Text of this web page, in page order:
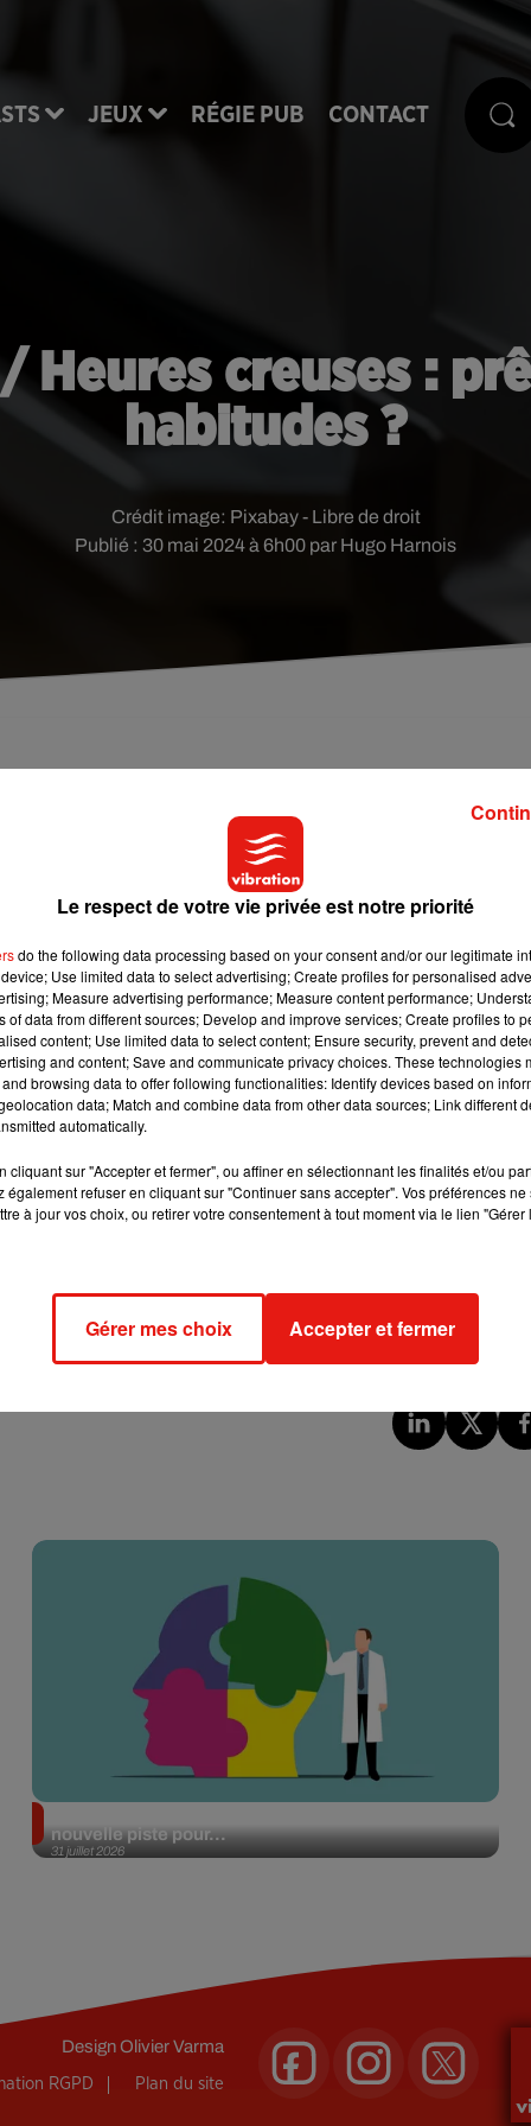
JEUX RÉGIE PUB CONTACT
Heures creuses :
habitudes ?
Publié : 30 mai 2024 à 6h00 par Hugo Harnois
Crédit image: Pixabay - Libre de droit
laver ou un lave-vaisselle pendant les heures creuses,
jusqu’à 15%moins chère.
effet, d’après des informations de nos confrères des
le système des heures pleines / heures creusesdans
l’énergie solaire. Parce que vous n’êtes pas sans savoir que
ces installations produisent le plus en journée.
Enedis de concentrer les heures creuses au printemps
d'ici l’an prochain
31 juillet 2026
nouvelle piste pour...
DesignOlivier Varma
RGPD Plan du site
Le respect de votre vie privée est notre priorité
do the following data processing based on your consent and/or our legitimate
Use limited data to select advertising; Create profiles for personalised
Measure advertising performance; Measure content performance;
of data from different sources; Develop and improve services; Create profiles to
content; Use limited data to select content; Ensure security, prevent and
and content; Save and communicate privacy choices. These technologies
browsing data to offer following functionalities: Identify devices based on
data; Match and combine data from other data sources; Link different
automatically.
cliquant sur "Accepter et fermer", ou affiner en sélectionnant les finalités et/ou
également refuser en cliquant sur "Continuer sans accepter". Vos préférences
à jour vos choix, ou retirer votre consentement à tout moment via le lien
Gérer mes choix Accepter et fermer